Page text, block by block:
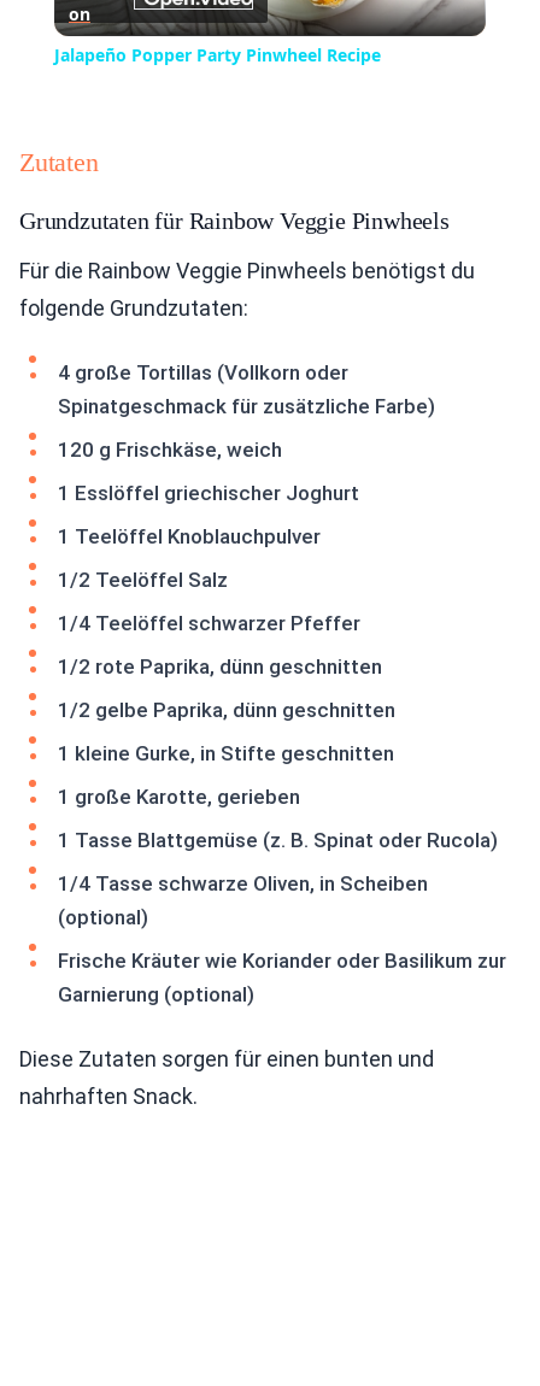
Video
on
Jalapeño Popper Party Pinwheel Recipe
Zutaten
Grundzutaten für Rainbow Veggie Pinwheels
Für die Rainbow Veggie Pinwheels benötigst du
folgende Grundzutaten:
4 große Tortillas (Vollkorn oder
Spinatgeschmack für zusätzliche Farbe)
120 g Frischkäse, weich
1 Esslöffel griechischer Joghurt
1 Teelöffel Knoblauchpulver
1/2 Teelöffel Salz
1/4 Teelöffel schwarzer Pfeffer
1/2 rote Paprika, dünn geschnitten
1/2 gelbe Paprika, dünn geschnitten
1 kleine Gurke, in Stifte geschnitten
1 große Karotte, gerieben
1 Tasse Blattgemüse (z. B. Spinat oder Rucola)
1/4 Tasse schwarze Oliven, in Scheiben
(optional)
Frische Kräuter wie Koriander oder Basilikum zur
Garnierung (optional)
Diese Zutaten sorgen für einen bunten und
nahrhaften Snack.